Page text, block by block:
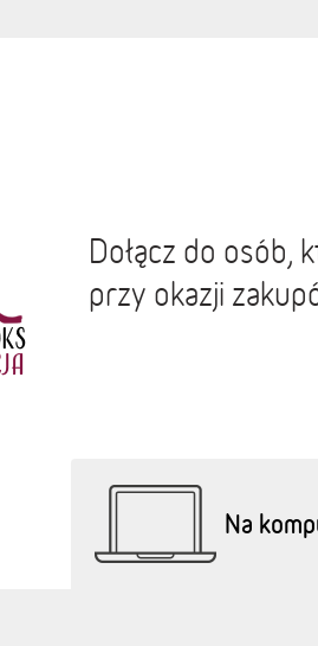
Dołącz do osób,
przy okazji
Na